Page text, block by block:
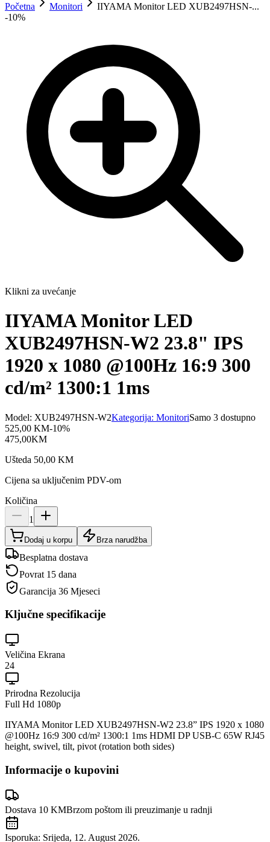
Početna
Monitori
IIYAMA Monitor LED XUB2497HSN-...
-10%
Klikni za uvećanje
IIYAMA Monitor LED
XUB2497HSN-W2 23.8" IPS
1920 x 1080 @100Hz 16:9 300
cd/m² 1300:1 1ms
Model: XUB2497HSN-W2Kategorija: MonitoriSamo 3 dostupno
525,00 KM-10%
475,00KM
Ušteda 50,00 KM
Cijena sa uključenim PDV-om
Količina
1
Dodaj u korpu Brza narudžba
Besplatna dostava
Povrat 15 dana
Garancija 36 Mjeseci
Ključne specifikacije
Veličina Ekrana
24
Prirodna Rezolucija
Full Hd 1080p
IIYAMA Monitor LED XUB2497HSN-W2 23.8” IPS 1920 x 1080
@100Hz 16:9 300 cd/m² 1300:1 1ms HDMI DP USB-C 65W RJ45
height, swivel, tilt, pivot (rotation both sides)
Informacije o kupovini
Dostava 10 KMBrzom poštom ili preuzimanje u radnji
Isporuka: Srijeda, 12. August 2026.